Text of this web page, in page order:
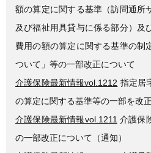
額の算定に関する基準（訪問通所
及び福祉用具貸与に係る部分）及
費用の額の算定に関する基準の制
ついて」等の一部改正について
介護保険最新情報vol.1212 指定居
の算定に関する基準等の一部を改
介護保険最新情報vol.1211 介護保
の一部改正について（通知）